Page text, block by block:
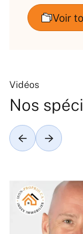
Vidéos
Nos